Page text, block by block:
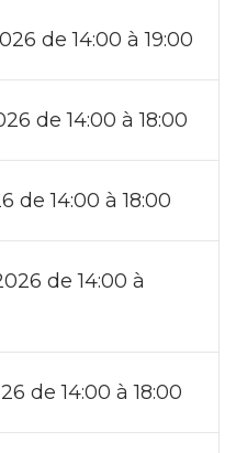
de 14:00 à 19:00
de 14:00 à 18:00
de 14:00 à 18:00
de 14:00 à
de 14:00 à 18:00